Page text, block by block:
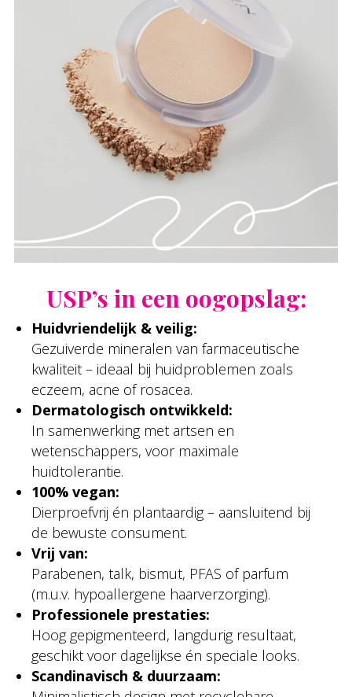
USP’s in een oogopslag:
Huidvriendelijk & veilig:
Gezuiverde mineralen van farmaceutische
kwaliteit – ideaal bij huidproblemen zoals
eczeem, acne of rosacea.
Dermatologisch ontwikkeld:
In samenwerking met artsen en
wetenschappers, voor maximale
huidtolerantie.
100% vegan:
Dierproefvrij én plantaardig – aansluitend bij
de bewuste consument.
Vrij van:
Parabenen, talk, bismut, PFAS of parfum
(m.u.v. hypoallergene haarverzorging).
Professionele prestaties:
Hoog gepigmenteerd, langdurig resultaat,
geschikt voor dagelijkse én speciale looks.
Scandinavisch & duurzaam: